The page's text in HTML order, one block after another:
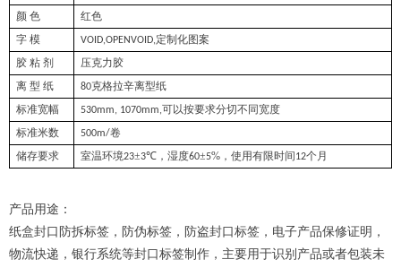
颜 色 红色
字 模 VOID,OPENVOID,定制化图案
胶 粘 剂 压克力胶
离 型 纸 80克格拉辛离型纸
标准宽幅 530mm, 1070mm,可以按要求分切不同宽度
标准米数 500m/卷
储存要求 室温环境23±3℃ ，湿度60±5% ，使用有限时间12个月
产品用途：
纸盒封口防拆标签，防伪标签，防盗封口标签，电子产品保修证明，
物流快递，银行系统等封口标签制作，主要用于识别产品或者包装未